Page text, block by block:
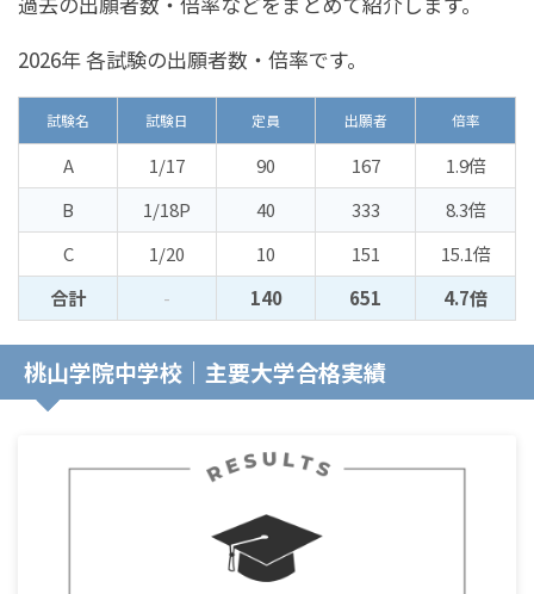
2026年 各試験の出願者数・倍率です。
試験名 試験日 定員 出願者 倍率
A 1/17 90 167
1.9倍
B
1/18P 40 333
8.3倍
C
1/20 10 151
15.1倍
合計
- 140 651 4.7倍
桃山学院中学校｜主要大学合格実績